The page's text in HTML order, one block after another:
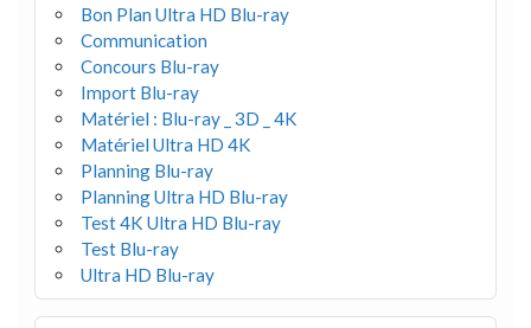
Bon Plan Ultra HD Blu-ray
Communication
Concours Blu-ray
Import Blu-ray
Matériel : Blu-ray _ 3D _ 4K
Matériel Ultra HD 4K
Planning Blu-ray
Planning Ultra HD Blu-ray
Test 4K Ultra HD Blu-ray
Test Blu-ray
Ultra HD Blu-ray